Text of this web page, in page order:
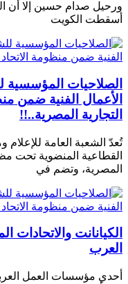
ورحيل صدام حسين إلا أن
أسقطت الكويت
الصلاحيات المؤسسية
الأعمال الفنية ضمن
التجارية المصرية..!!
تُعدّ الشعبة العامة للإعلام
القطاعية المنضوية تحت
المصرية، وتضم في
الكيانانت والاتحادات
العرب
أحدي مؤسسات العمل